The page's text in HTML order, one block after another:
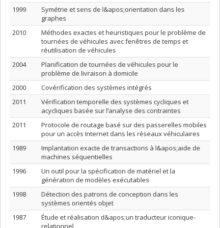
1999
Symétrie et sens de l&apos;orientation dans les
graphes
2010
Méthodes exactes et heuristiques pour le problème de
tournées de véhicules avec fenêtres de temps et
réutilisation de véhicules
2004
Planification de tournées de véhicules pour le
problème de livraison à domicile
2000
Covérification des systèmes intégrés
2011
Vérification temporelle des systèmes cycliques et
acycliques basée sur l’analyse des contraintes
2011
Protocole de routage basé sur des passerelles mobiles
pour un accès Internet dans les réseaux véhiculaires
1989
Implantation exacte de transactions à l&apos;aide de
machines séquentielles
1996
Un outil pour la spécification de matériel et la
génération de modèles exécutables
1998
Détection des patrons de conception dans les
systèmes orientés objet
1987
Étude et réalisation d&apos;un traducteur iconique-
relationnel